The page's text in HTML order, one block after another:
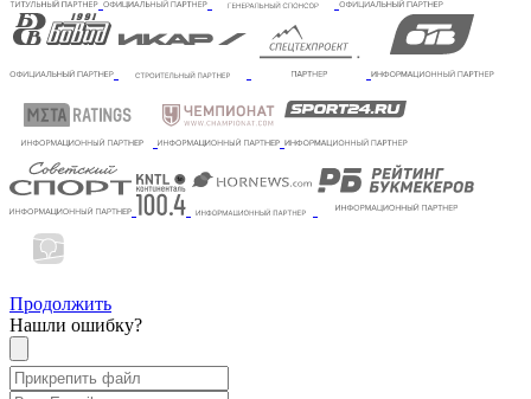
Продолжить
Нашли ошибку?